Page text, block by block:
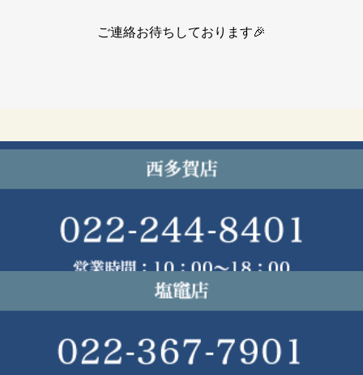
ご連絡お待ちしております🎉